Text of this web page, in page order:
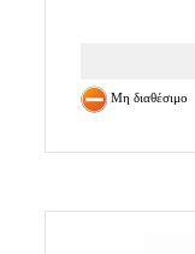
Μη διαθέσιμο